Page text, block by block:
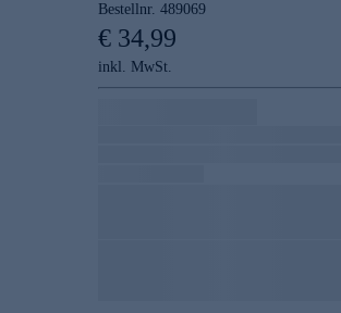
Bestellnr. 489069
€ 34,99
inkl. MwSt.